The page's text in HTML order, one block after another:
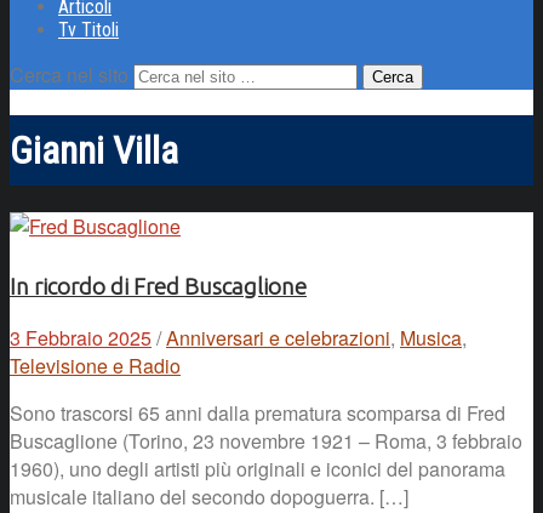
Articoli
Tv Titoli
Cerca nel sito
Gianni Villa
In ricordo di Fred Buscaglione
3 Febbraio 2025/Anniversari e celebrazioni, Musica,
Televisione e Radio
Sono trascorsi 65 anni dalla prematura scomparsa di Fred
Buscaglione (Torino, 23 novembre 1921 – Roma, 3 febbraio
1960), uno degli artisti più originali e iconici del panorama
musicale italiano del secondo dopoguerra. […]